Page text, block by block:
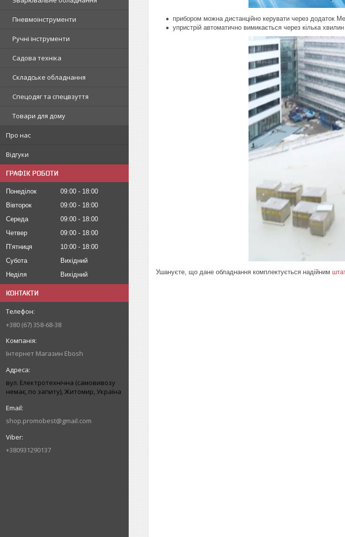
Пневмоінструменти
Ручні інструменти
Садова техніка
Складське обладнання
Спецодяг та спецвзуття
Товари для дому
Про нас
Відгуки
ГРАФІК РОБОТИ
Понеділок 09:00
18:00
Вівторок
09:00
18:00
Середа
09:00
18:00
Четвер
09:00
18:00
Пʼятниця
10:00
18:00
Субота
Вихідний
Неділя
Вихідний
КОНТАКТИ
+380 (67) 358-68-38
Інтернет Магазин Ebosh
вул. Електротехнічна (самовивозу
немає, по запиту), Житомир, Україна
shop.promobest@gmail.com
+380931290137
прибором можна дистанційно керувати через додаток
упристрій автоматично вимикається через кілька
Ушануєте, що дане обладнання комплектується надійним